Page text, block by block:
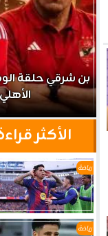
بن شرقي حلقة
الأكثر
رياضة
رياضة